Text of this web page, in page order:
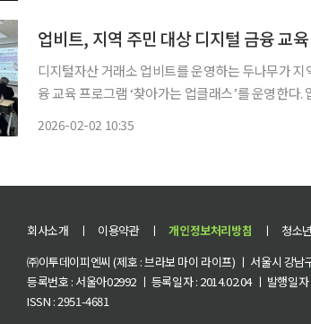
업비트, 지역 주민 대상 디지털 금융 교
디지털자산 거래소 업비트를 운영하는 두나무가
융 교육 프로그램 ‘찾아가는 업클래스’를 운영한다. 업클래스는 업비트가 보유한 디지털자산
2026-02-02 10:35
회사소개 ㅣ 이용약관 ㅣ 개인정보처리방침 ㅣ 청소
㈜이투데이피엔씨 (제호 : 브라보 마이 라이프) ㅣ 서울시 강
등록번호 : 서울아02992 ㅣ 등록일자 : 2014.02.04 ㅣ 발행일
ISSN : 2951-4681